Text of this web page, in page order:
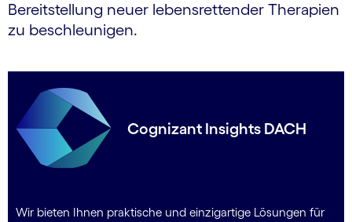
Bereitstellung neuer lebensrettender Therapien
zu beschleunigen.
Cognizant Insights DACH
Wir bieten Ihnen praktische und einzigartige Lösungen für